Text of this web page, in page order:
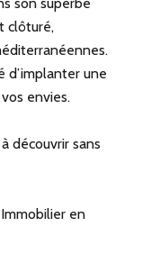
son superbe
clôturé,
d’implanter une
envies.
découvrir sans
en